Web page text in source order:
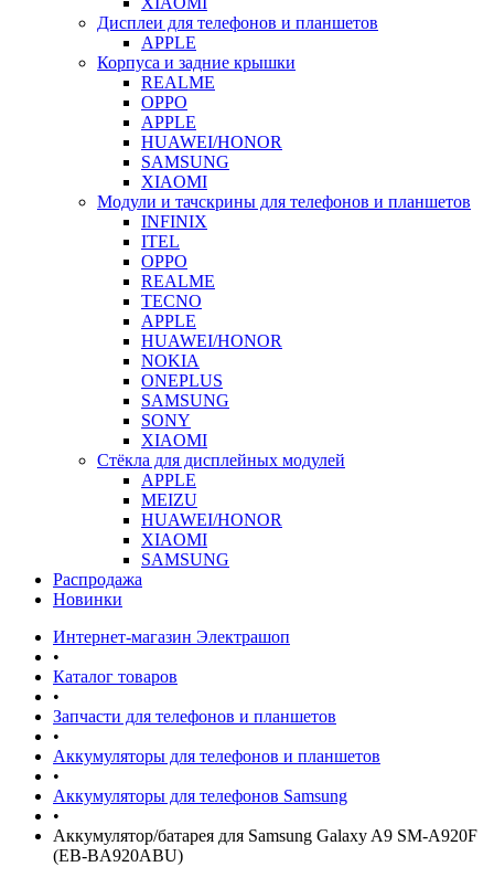
Дисплеи для телефонов и планшетов
APPLE
Корпуса и задние крышки
REALME
OPPO
APPLE
HUAWEI/HONOR
SAMSUNG
XIAOMI
Модули и тачскрины для телефонов и планшетов
INFINIX
ITEL
OPPO
REALME
TECNO
APPLE
HUAWEI/HONOR
NOKIA
ONEPLUS
SAMSUNG
SONY
XIAOMI
Стёкла для дисплейных модулей
APPLE
MEIZU
HUAWEI/HONOR
XIAOMI
SAMSUNG
Распродажа
Новинки
Интернет-магазин Электрашоп
•
Каталог товаров
•
Запчасти для телефонов и планшетов
•
Аккумуляторы для телефонов и планшетов
•
Аккумуляторы для телефонов Samsung
•
Аккумулятор/батарея для Samsung Galaxy A9 SM-A920F
(EB-BA920ABU)